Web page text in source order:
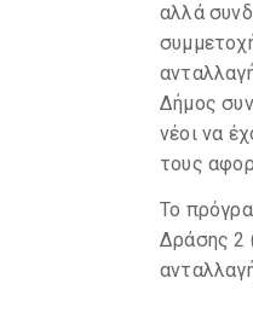
αλλά
Δήμος
νέοι να
τους
Το
Δράσης 2